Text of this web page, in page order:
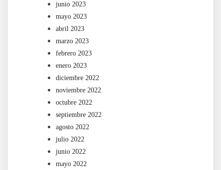
junio 2023
mayo 2023
abril 2023
marzo 2023
febrero 2023
enero 2023
diciembre 2022
noviembre 2022
octubre 2022
septiembre 2022
agosto 2022
julio 2022
junio 2022
mayo 2022